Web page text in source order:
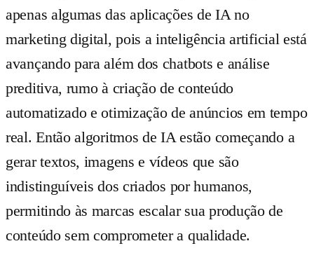
apenas algumas das aplicações de IA no
marketing digital, pois a inteligência artificial está
avançando para além dos chatbots e análise
preditiva, rumo à criação de conteúdo
automatizado e otimização de anúncios em tempo
real. Então algoritmos de IA estão começando a
gerar textos, imagens e vídeos que são
indistinguíveis dos criados por humanos,
permitindo às marcas escalar sua produção de
conteúdo sem comprometer a qualidade.